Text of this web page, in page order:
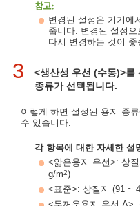
변경된 설정은 기기에
줍니다. 변경된 설정
다시 변경하는 것이 좋
3
<생산성 우선 (수동)>를
종류가 선택됩니다.
이렇게 하면 설정된 용지 종
수 있습니다.
각 항목에 대한 자세한 설
<얇은용지 우선>: 상
g/m2)
<표준>: 상질지 (91 ~